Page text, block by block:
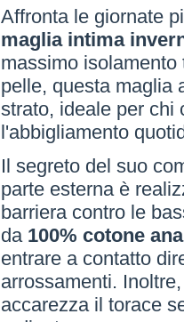
Affronta le giornate
maglia intima
massimo
pelle, questa maglia
strato, ideale per chi
l'abbigliamento
Il segreto del suo
parte esterna è
barriera contro le
da 100% cotone
entrare a contatto
arrossamenti.
accarezza il torace